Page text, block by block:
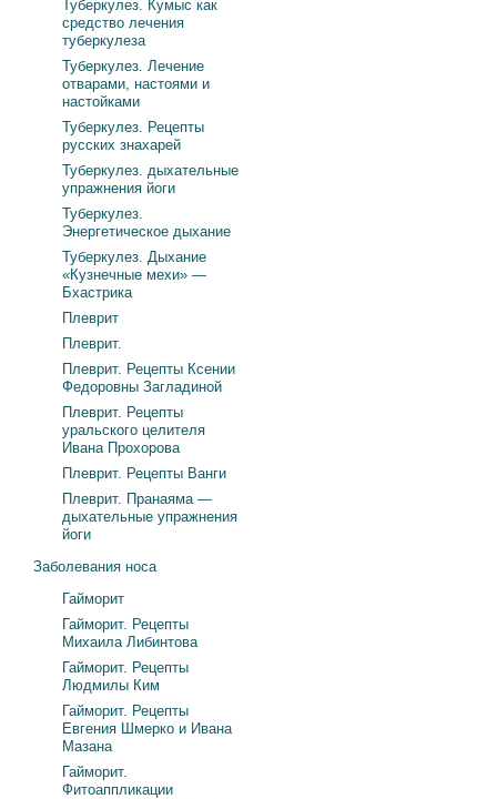
Туберкулез. Кумыс как
средство лечения
туберкулеза
Туберкулез. Лечение
отварами, настоями и
настойками
Туберкулез. Рецепты
русских знахарей
Туберкулез. дыхательные
упражнения йоги
Туберкулез.
Энергетическое дыхание
Туберкулез. Дыхание
«Кузнечные мехи» —
Бхастрика
Плеврит
Плеврит.
Плеврит. Рецепты Ксении
Федоровны Загладиной
Плеврит. Рецепты
уральского целителя
Ивана Прохорова
Плеврит. Рецепты Ванги
Плеврит. Пранаяма —
дыхательные упражнения
йоги
Заболевания носа
Гайморит
Гайморит. Рецепты
Михаила Либинтова
Гайморит. Рецепты
Людмилы Ким
Гайморит. Рецепты
Евгения Шмерко и Ивана
Мазана
Гайморит.
Фитоаппликации